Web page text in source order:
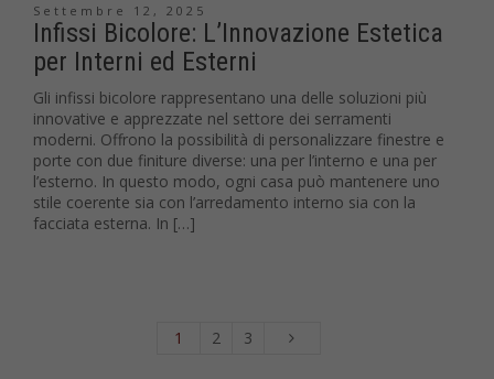
Settembre 12, 2025
Infissi Bicolore: L’Innovazione Estetica
per Interni ed Esterni
Gli infissi bicolore rappresentano una delle soluzioni più
innovative e apprezzate nel settore dei serramenti
moderni. Offrono la possibilità di personalizzare finestre e
porte con due finiture diverse: una per l’interno e una per
l’esterno. In questo modo, ogni casa può mantenere uno
stile coerente sia con l’arredamento interno sia con la
facciata esterna. In […]
1 2 3